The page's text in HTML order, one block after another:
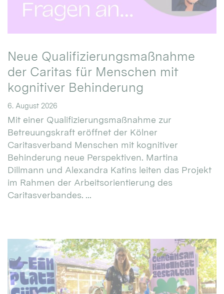
Neue Qualifizierungsmaßnahme
der Caritas für Menschen mit
kognitiver Behinderung
6. August 2026
Mit einer Qualifizierungsmaßnahme zur
Betreuungskraft eröffnet der Kölner
Caritasverband Menschen mit kognitiver
Behinderung neue Perspektiven. Martina
Dillmann und Alexandra Katins leiten das Projekt
im Rahmen der Arbeitsorientierung des
Caritasverbandes. ...